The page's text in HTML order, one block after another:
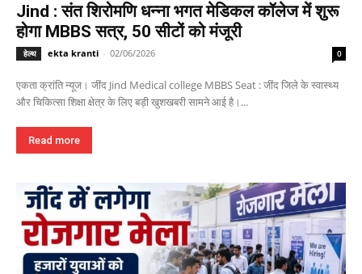
Jind : संत शिरोमणि धन्ना भगत मेडिकल कॉलेज में शुरू
होगा MBBS सत्र, 50 सीटों को मंजूरी
हेल्थ ekta kranti - 02/06/2026 0
एकता क्रांति न्यूज। जींद Jind Medical college MBBS Seat : जींद जिले के स्वास्थ्य
और चिकित्सा शिक्षा क्षेत्र के लिए बड़ी खुशखबरी सामने आई है।...
Read more